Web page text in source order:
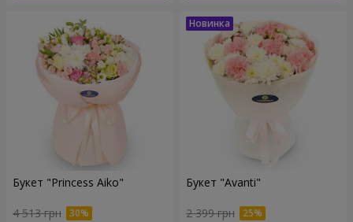
Букет "Princess Aiko"
4 513 грн
Букет "Avanti"
2 399 грн